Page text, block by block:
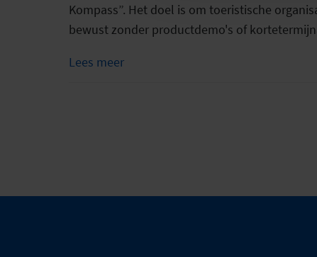
Kompass”. Het doel is om toeristische
bewust zonder productdemo's of
Lees meer